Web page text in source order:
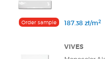
Order sample 187.38 zł/m2
VIVES